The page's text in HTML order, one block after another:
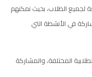
لجميع الطلاب، بحيث نمكنهم
في الأنشطة التي
المختلفة، والمشاركة